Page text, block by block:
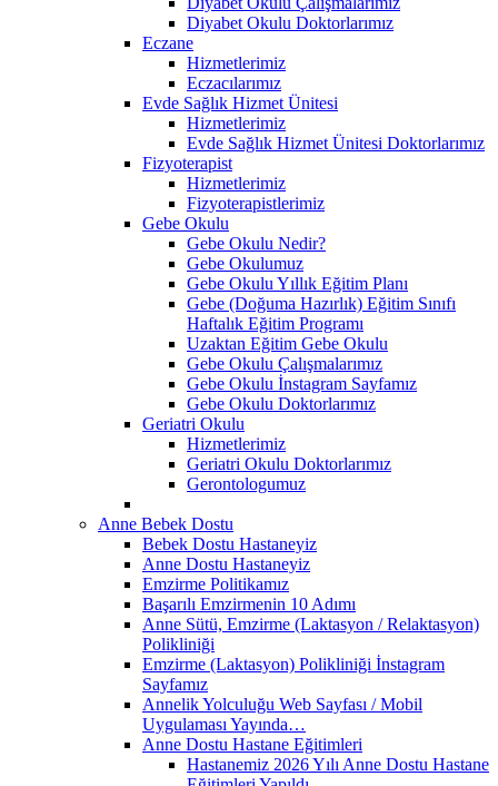
Diyabet Okulu Doktorlarımız
Eczane
Hizmetlerimiz
Eczacılarımız
Evde Sağlık Hizmet Ünitesi
Hizmetlerimiz
Evde Sağlık Hizmet Ünitesi Doktorlarımız
Fizyoterapist
Hizmetlerimiz
Fizyoterapistlerimiz
Gebe Okulu
Gebe Okulu Nedir?
Gebe Okulumuz
Gebe Okulu Yıllık Eğitim Planı
Gebe (Doğuma Hazırlık) Eğitim Sınıfı
Haftalık Eğitim Programı
Uzaktan Eğitim Gebe Okulu
Gebe Okulu Çalışmalarımız
Gebe Okulu İnstagram Sayfamız
Gebe Okulu Doktorlarımız
Geriatri Okulu
Hizmetlerimiz
Geriatri Okulu Doktorlarımız
Gerontologumuz
Anne Bebek Dostu
Bebek Dostu Hastaneyiz
Anne Dostu Hastaneyiz
Emzirme Politikamız
Başarılı Emzirmenin 10 Adımı
Anne Sütü, Emzirme (Laktasyon / Relaktasyon)
Polikliniği
Emzirme (Laktasyon) Polikliniği İnstagram
Sayfamız
Annelik Yolculuğu Web Sayfası / Mobil
Uygulaması Yayında…
Anne Dostu Hastane Eğitimleri
Hastanemiz 2026 Yılı Anne Dostu Hastane